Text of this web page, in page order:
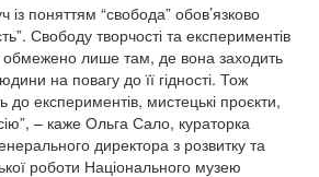
із поняттям “свобода” обов’язково
Свободу творчості та експериментів
обмежено лише там, де вона заходить
на повагу до її гідності. Тож
до експериментів, мистецькі проєкти,
– каже Ольга Сало, кураторка
директора з розвитку та
роботи Національного музею